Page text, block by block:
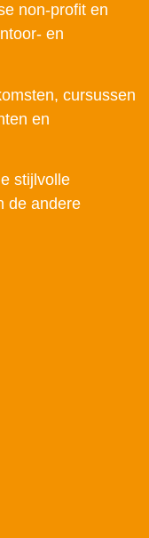
non-profit en
en
cursussen
en
stijlvolle
de andere